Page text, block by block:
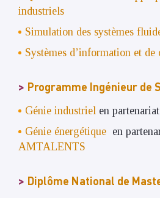
industriels
Simulation des systèmes
Systèmes d’information et de
Programme Ingénieur de
Génie industriel en
Génie énergétique en
AMTALENTS
Diplôme National de